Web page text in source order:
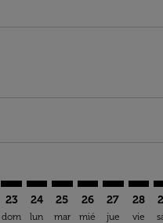
view-offers-disclaimer.
cmp-view-offers-
cmp-view-offers-
TFS–TLS: cmp-view-
23
dom
TFS–TLS: cmp-view-
24
lun
TFS–TLS: cmp-
25
mar
TFS–TLS:
26
mié
27
jue
28
vie